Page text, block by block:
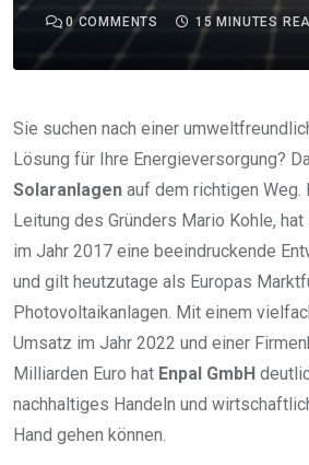
0 COMMENTS 15 MINUTES
Sie suchen nach einer
Lösung für Ihre Energieversorgung?
Solaranlagen auf dem richtigen Weg.
Leitung des Gründers Mario Kohle,
im Jahr 2017 eine beeindruckende
und gilt heutzutage als Europas
Photovoltaikanlagen. Mit einem
Umsatz im Jahr 2022 und einer
Milliarden Euro hat Enpal GmbH
nachhaltiges Handeln und
Hand gehen können.